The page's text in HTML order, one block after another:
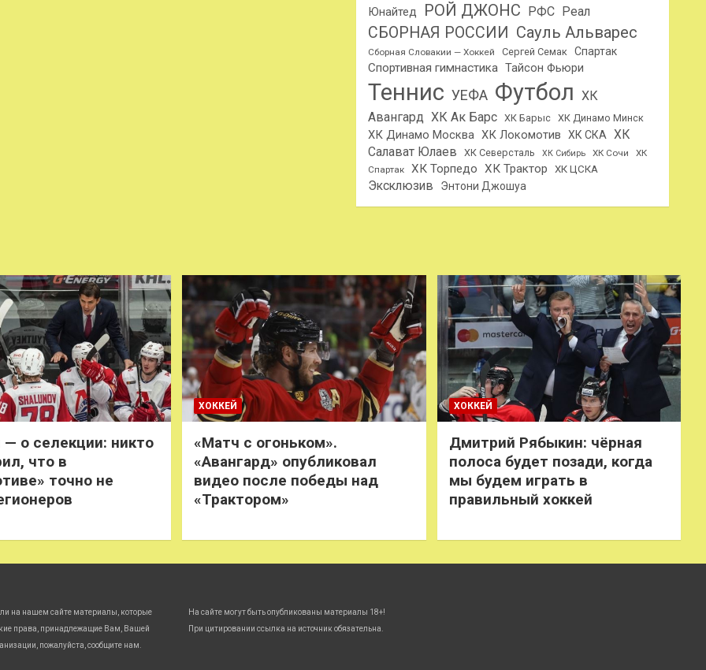
Юнайтед
РОЙ ДЖОНС РФС Реал
СБОРНАЯ РОССИИ Сауль Альварес
Сборная Словакии — Хоккей Сергей Семак Спартак
Спортивная гимнастика Тайсон Фьюри
Теннис УЕФА Футбол ХК
Авангард ХК Ак Барс ХК Барыс ХК Динамо Минск
ХК Динамо Москва ХК Локомотив ХК СКА
ХК
Салават Юлаев
ХК Северсталь ХК Сибирь ХК Сочи
ХК
Спартак
ХК Торпедо ХК Трактор ХК ЦСКА
Эксклюзив Энтони Джошуа
— о селекции: никто
что в
точно не
ХОККЕЙ
«Матч с огоньком».
«Авангард» опубликовал
видео после победы над
«Трактором»
ХОККЕЙ
Дмитрий Рябыкин: чёрная
полоса будет позади, когда
мы будем играть в
правильный хоккей
на нашем сайте материалы, которые
права, принадлежащие Вам, Вашей
пожалуйста, сообщите нам.
На сайте могут быть опубликованы материалы 18+!
При цитировании ссылка на источник обязательна.